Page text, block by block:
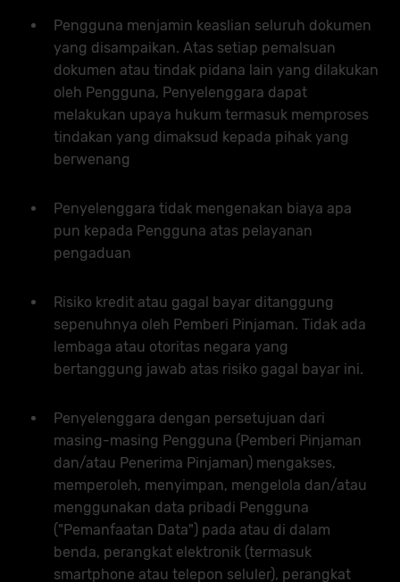
Pengguna menjamin keaslian seluruh dokumen
yang disampaikan. Atas setiap pemalsuan
dokumen atau tindak pidana lain yang dilakukan
oleh Pengguna, Penyelenggara dapat
melakukan upaya hukum termasuk memproses
tindakan yang dimaksud kepada pihak yang
berwenang
Penyelenggara tidak mengenakan biaya apa
pun kepada Pengguna atas pelayanan
pengaduan
Risiko kredit atau gagal bayar ditanggung
sepenuhnya oleh Pemberi Pinjaman. Tidak ada
lembaga atau otoritas negara yang
bertanggung jawab atas risiko gagal bayar ini.
Penyelenggara dengan persetujuan dari
masing-masing Pengguna (Pemberi Pinjaman
dan/atau Penerima Pinjaman) mengakses,
memperoleh, menyimpan, mengelola dan/atau
menggunakan data pribadi Pengguna
("Pemanfaatan Data") pada atau di dalam
benda, perangkat elektronik (termasuk
smartphone atau telepon seluler), perangkat